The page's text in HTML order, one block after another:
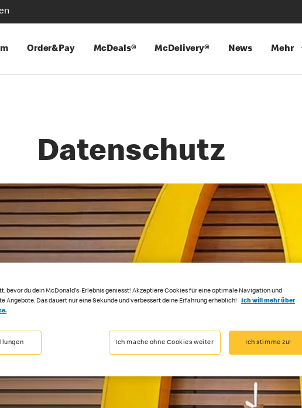
Order&Pay McDeals® McDelivery® News Mehr
Datenschutz
bevor du dein McDonald's-Erlebnis geniesst! Akzeptiere Cookies für eine optimale Navigation und
Angebote. Das dauert nur eine Sekunde und verbessert deine Erfahrung erheblich!
Ich will mehr über
Ich mache ohne Cookies weiter Ich stimme zu!